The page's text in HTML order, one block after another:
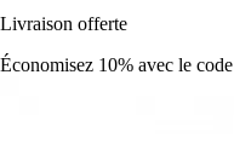
Livraison offerte
Économisez 10% avec le code